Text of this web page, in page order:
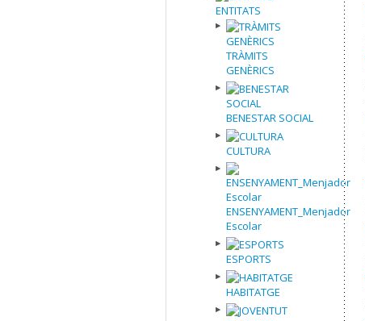
ENTITATS
TRÀMITS
GENÈRICS
BENESTAR SOCIAL
CULTURA
ENSENYAMENT_Menjador
Escolar
ESPORTS
HABITATGE